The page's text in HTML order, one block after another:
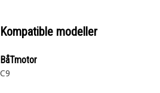
Kompatible modeller
BåTmotor
C9